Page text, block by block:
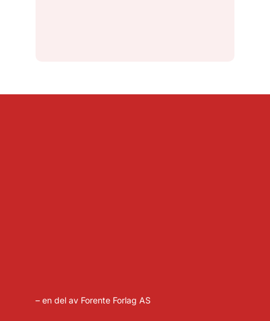
– en del av Forente Forlag AS